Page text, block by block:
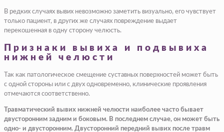
В редких случаях вывих невозможно заметить визуально, его чувствует
только пациент, в других же случаях повреждение выдает
перекошенная в одну сторону челюсть.
Признаки вывиха и подвывиха
нижней челюсти
Так как патологическое смещение суставных поверхностей может быть
с одной стороны или с двух одновременно, клинические проявления
отмечаются соответственно.
Травматический вывих нижней челюсти наиболее часто бывает
двусторонним задним и боковым. В последнем случае, он может быть
одно- и двусторонним. Двусторонний передний вывих после травм